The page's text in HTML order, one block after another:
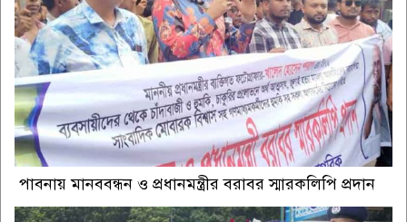
পাবনায় মানববন্ধন ও প্রধানমন্ত্রীর বরাবর স্মারকলিপি প্রদান